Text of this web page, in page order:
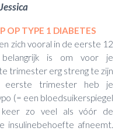
OP TYPE 1 DIABETES
zich vooral in de eerste 12
is om voor je
trimester erg streng te zijn
eerste trimester heb je
(= een bloedsuikerspiegel
zo veel als vóór de
insulinebehoefte afneemt.